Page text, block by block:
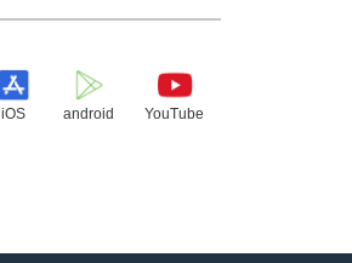
iOS android YouTube